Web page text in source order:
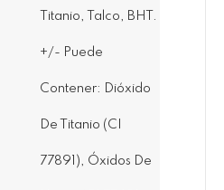
Titanio, Talco, BHT.
+/- Puede
Contener: Dióxido
De Titanio (CI
77891), Óxidos De